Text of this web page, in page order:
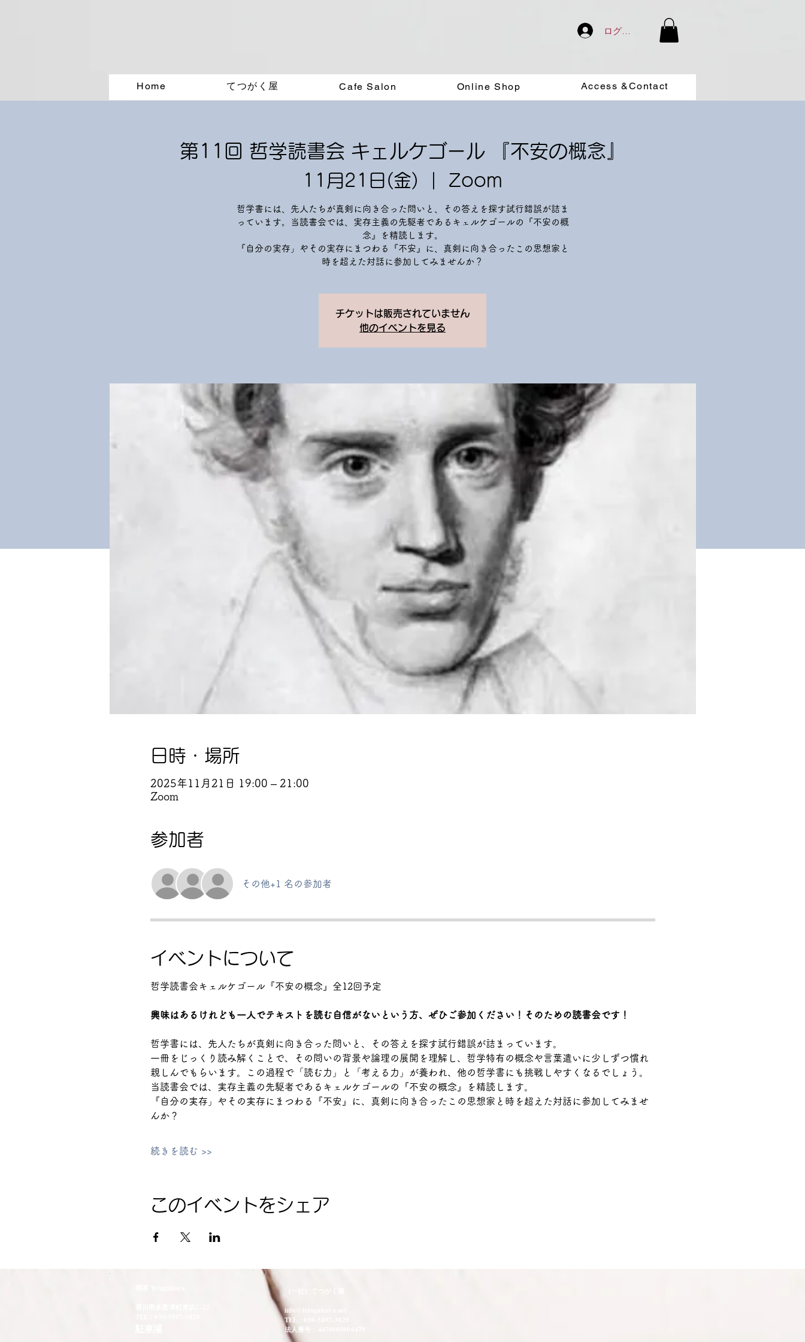
ログイン
Home てつがく屋 Cafe Salon Online Shop Access &Contact
第11回 哲学読書会 キェルケゴール 『不安の概念』
11月21日(金) Zoom
哲学書には、先人たちが真剣に向き合った問いと、その答えを探す試行錯誤が詰ま
っています。当読書会では、実存主義の先駆者であるキェルケゴールの『不安の概
念』を精読します。
『自分の実存」やその実存にまつわる『不安』に、真剣に向き合ったこの思想家と
時を超えた対話に参加してみませんか？
チケットは販売されていません
他のイベントを見る
日時・場所
2025年11月21日 19:00 – 21:00
Zoom
参加者
その他+1 名の参加者
イベントについて
哲学読書会キェルケゴール『不安の概念』全12回予定
興味はあるけれども一人でテキストを読む自信がないという方、ぜひご参加ください！そのための読書会です！
哲学書には、先人たちが真剣に向き合った問いと、その答えを探す試行錯誤が詰まっています。
一冊をじっくり読み解くことで、その問いの背景や論理の展開を理解し、哲学特有の概念や言葉遣いに少しずつ慣れ
親しんでもらいます。この過程で「読む力」と「考える力」が養われ、他の哲学書にも挑戦しやすくなるでしょう。
当読書会では、実存主義の先駆者であるキェルケゴールの『不安の概念』を精読します。
『自分の実存」やその実存にまつわる『不安』に、真剣に向き合ったこの思想家と時を超えた対話に参加してみませ
んか？
続きを読む >>
このイベントをシェア
info@tetugakuya.net
TEL：050-5897-3829
法人番号：4470005006479